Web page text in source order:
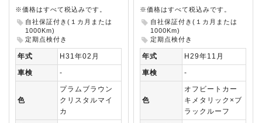
※価格はすべて税込みです。
自社保証付き(１カ月または
1000Km)
定期点検付き
年式
H31年02月
車検
-
色
プラムブラウン
クリスタルマイ
カ
※価格はすべて税込みです。
自社保証付き(１カ月または
1000Km)
定期点検付き
年式
H29年11月
車検
-
色
オフビートカー
キメタリック×ブ
ラックルーフ